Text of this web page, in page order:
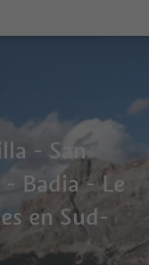
- San
- Badia - Le
en Sud-